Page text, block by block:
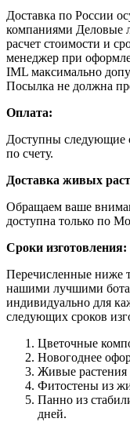
Доставка по России
компаниями
расчет стоимости и
менеджер при
IML максимально
Посылка не должна
Оплата:
Доступны следующие
по счету.
Доставка живых
Обращаем ваше
доступна только по
Сроки изготовления:
Перечисленные ниже
нашими лучшими
индивидуально для
следующих сроков
Цветочные
Новогоднее
Живые растения
Фитостены из
Панно из
дней.